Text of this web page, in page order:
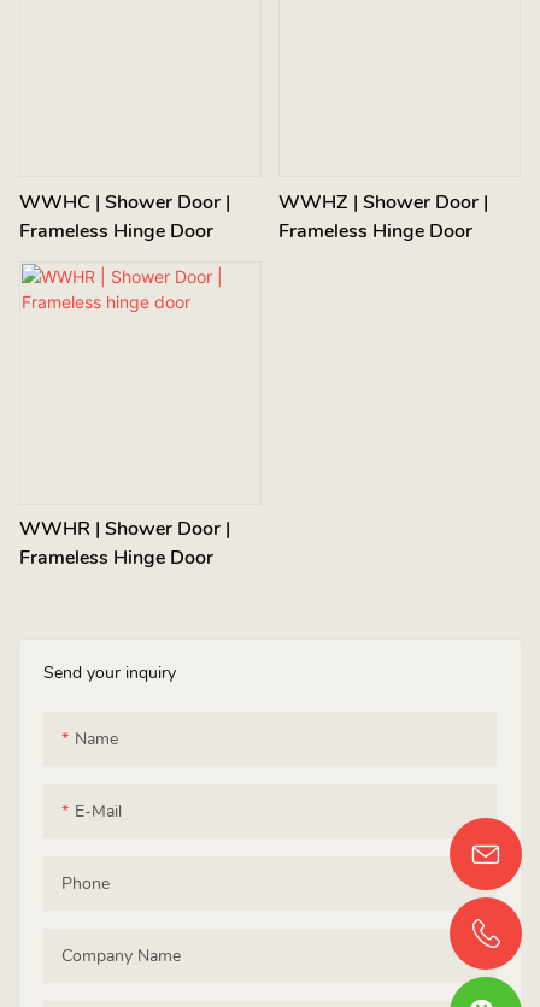
Send your inquiry
Name
E-Mail
Phone
Company Name
WWHC | Shower Door |
Frameless Hinge Door
WWHZ | Shower Door |
Frameless Hinge Door
WWHR | Shower Door |
Frameless Hinge Door